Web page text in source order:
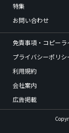
特集
お問い合わせ
免責事項・コピーラ
プライバシーポリシ
利用規約
会社案内
広告掲載